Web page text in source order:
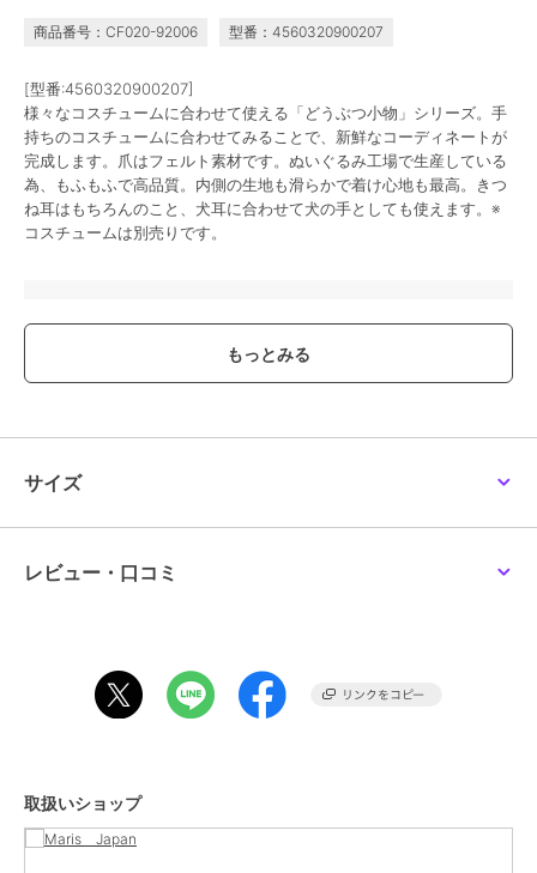
商品番号：CF020-92006 型番：4560320900207
[型番:4560320900207]
様々なコスチュームに合わせて使える「どうぶつ小物」シリーズ。手
持ちのコスチュームに合わせてみることで、新鮮なコーディネートが
完成します。爪はフェルト素材です。ぬいぐるみ工場で生産している
為、もふもふで高品質。内側の生地も滑らかで着け心地も最高。きつ
ね耳はもちろんのこと、犬耳に合わせて犬の手としても使えます。※
コスチュームは別売りです。
Maris Japan
商品カテゴリ その他ファッション ／コスプレ
ポリエステル100％
商品のお取り扱い方法
サイズ
レビュー・口コミ
取扱いショップ